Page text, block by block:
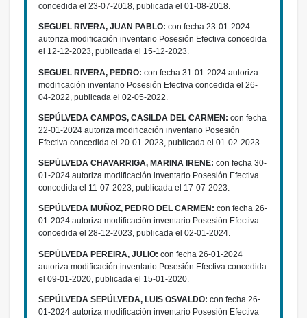
concedida el 23-07-2018, publicada el 01-08-2018.
SEGUEL RIVERA, JUAN PABLO: con fecha 23-01-2024
autoriza modificación inventario Posesión Efectiva concedida
el 12-12-2023, publicada el 15-12-2023.
SEGUEL RIVERA, PEDRO: con fecha 31-01-2024 autoriza
modificación inventario Posesión Efectiva concedida el 26-
04-2022, publicada el 02-05-2022.
SEPÚLVEDA CAMPOS, CASILDA DEL CARMEN: con fecha
22-01-2024 autoriza modificación inventario Posesión
Efectiva concedida el 20-01-2023, publicada el 01-02-2023.
SEPÚLVEDA CHAVARRIGA, MARINA IRENE: con fecha 30-
01-2024 autoriza modificación inventario Posesión Efectiva
concedida el 11-07-2023, publicada el 17-07-2023.
SEPÚLVEDA MUÑOZ, PEDRO DEL CARMEN: con fecha 26-
01-2024 autoriza modificación inventario Posesión Efectiva
concedida el 28-12-2023, publicada el 02-01-2024.
SEPÚLVEDA PEREIRA, JULIO: con fecha 26-01-2024
autoriza modificación inventario Posesión Efectiva concedida
el 09-01-2020, publicada el 15-01-2020.
SEPÚLVEDA SEPÚLVEDA, LUIS OSVALDO: con fecha 26-
01-2024 autoriza modificación inventario Posesión Efectiva